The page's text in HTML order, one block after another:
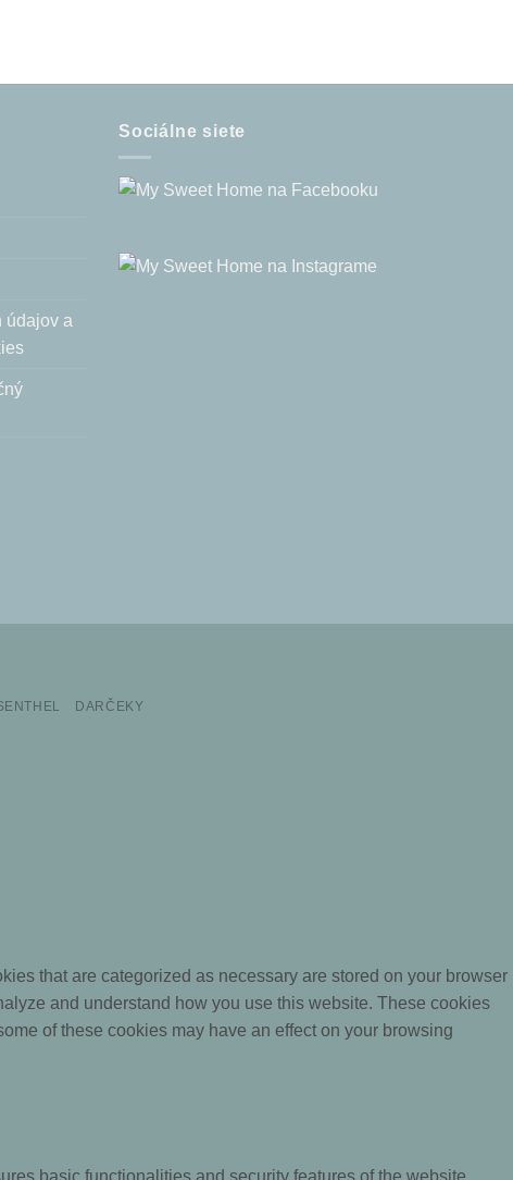
údajov a
Sociálne siete
DARČEKY
that are categorized as necessary are stored on your browser
and understand how you use this website. These cookies
of these cookies may have an effect on your browsing